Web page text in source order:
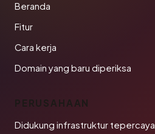
Beranda
Fitur
Cara kerja
Domain yang baru diperiksa
PERUSAHAAN
Didukung infrastruktur tepercaya